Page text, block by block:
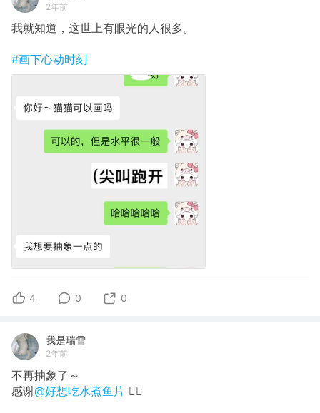
2年前
我就知道，这世上有眼光的人很多。
#画下心动时刻
4 0 0
我是瑞雪
2年前
不再抽象了～
感谢@好想吃水煮鱼片 ❤️‍🔥